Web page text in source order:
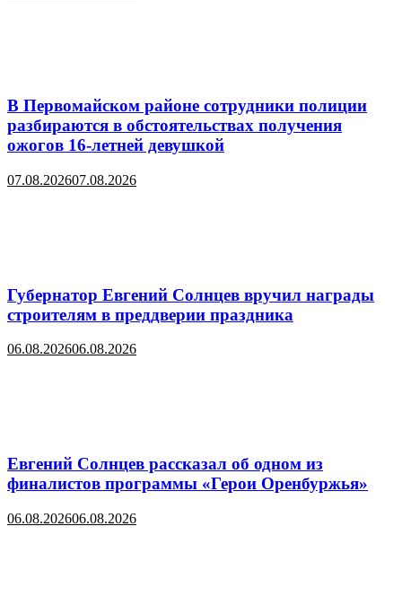
В Первомайском районе сотрудники полиции
разбираются в обстоятельствах получения
ожогов 16-летней девушкой
07.08.202607.08.2026
Губернатор Евгений Солнцев вручил награды
строителям в преддверии праздника
06.08.202606.08.2026
Евгений Солнцев рассказал об одном из
финалистов программы «Герои Оренбуржья»
06.08.202606.08.2026